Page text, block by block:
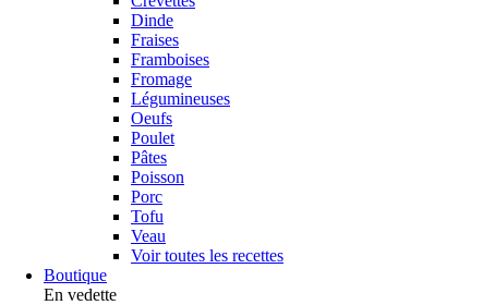
Dinde
Fraises
Framboises
Fromage
Légumineuses
Oeufs
Poulet
Pâtes
Poisson
Porc
Tofu
Veau
Voir toutes les recettes
Boutique
En vedette